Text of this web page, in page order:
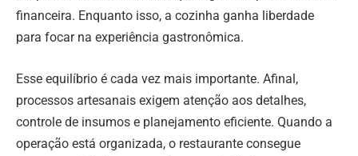
financeira. Enquanto isso, a cozinha ganha liberdade
para focar na experiência gastronômica.
Esse equilíbrio é cada vez mais importante. Afinal,
processos artesanais exigem atenção aos detalhes,
controle de insumos e planejamento eficiente. Quando a
operação está organizada, o restaurante consegue